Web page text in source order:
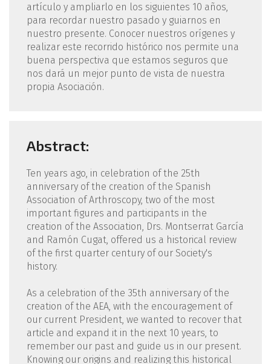
artículo y ampliarlo en los siguientes 10 años,
para recordar nuestro pasado y guiarnos en
nuestro presente. Conocer nuestros orígenes y
realizar este recorrido histórico nos permite una
buena perspectiva que estamos seguros que
nos dará un mejor punto de vista de nuestra
propia Asociación.
Abstract:
Ten years ago, in celebration of the 25th
anniversary of the creation of the Spanish
Association of Arthroscopy, two of the most
important figures and participants in the
creation of the Association, Drs. Montserrat García
and Ramón Cugat, offered us a historical review
of the first quarter century of our Society's
history.
As a celebration of the 35th anniversary of the
creation of the AEA, with the encouragement of
our current President, we wanted to recover that
article and expand it in the next 10 years, to
remember our past and guide us in our present.
Knowing our origins and realizing this historical